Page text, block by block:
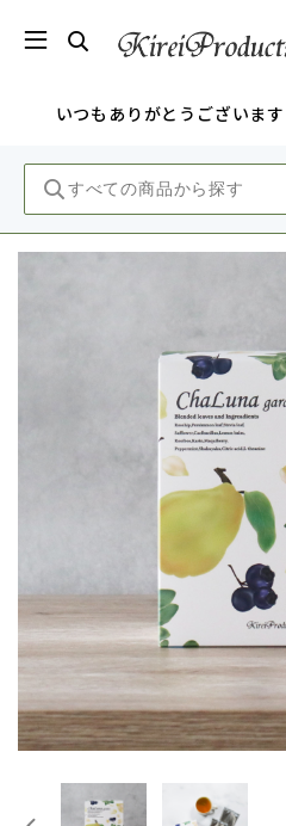
いつもありがとうございます